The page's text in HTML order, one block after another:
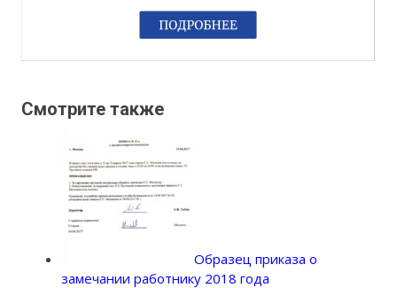
Смотрите также
Образец приказа о
замечании работнику 2018 года